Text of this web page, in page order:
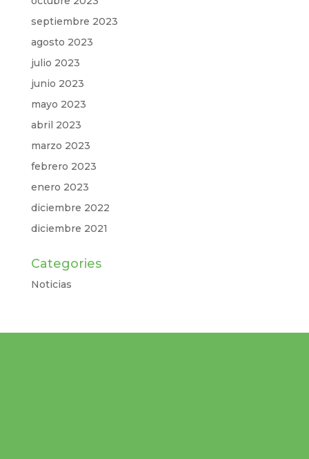
septiembre 2023
agosto 2023
julio 2023
junio 2023
mayo 2023
abril 2023
marzo 2023
febrero 2023
enero 2023
diciembre 2022
diciembre 2021
Categories
Noticias